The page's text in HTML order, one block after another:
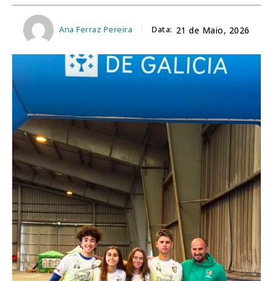
Ana Ferraz Pereira Data: 21 de Maio, 2026